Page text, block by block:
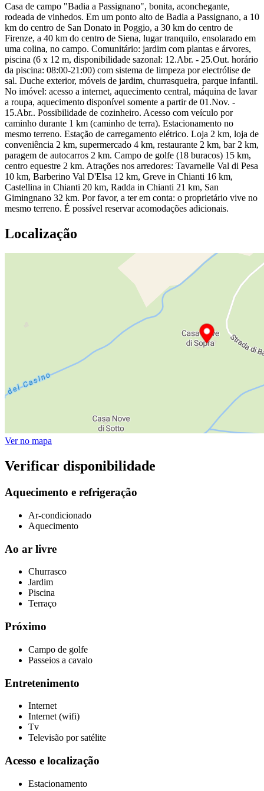
Casa de campo "Badia a Passignano", bonita, aconchegante,
rodeada de vinhedos. Em um ponto alto de Badia a Passignano, a 10
km do centro de San Donato in Poggio, a 30 km do centro de
Firenze, a 40 km do centro de Siena, lugar tranquilo, ensolarado em
uma colina, no campo. Comunitário: jardim com plantas e árvores,
piscina (6 x 12 m, disponibilidade sazonal: 12.Abr. - 25.Out. horário
da piscina: 08:00-21:00) com sistema de limpeza por electrólise de
sal. Duche exterior, móveis de jardim, churrasqueira, parque infantil.
No imóvel: acesso a internet, aquecimento central, máquina de lavar
a roupa, aquecimento disponível somente a partir de 01.Nov. -
15.Abr.. Possibilidade de cozinheiro. Acesso com veículo por
caminho durante 1 km (caminho de terra). Estacionamento no
mesmo terreno. Estação de carregamento elétrico. Loja 2 km, loja de
conveniência 2 km, supermercado 4 km, restaurante 2 km, bar 2 km,
paragem de autocarros 2 km. Campo de golfe (18 buracos) 15 km,
centro equestre 2 km. Atrações nos arredores: Tavarnelle Val di Pesa
10 km, Barberino Val D'Elsa 12 km, Greve in Chianti 16 km,
Castellina in Chianti 20 km, Radda in Chianti 21 km, San
Gimingnano 32 km. Por favor, a ter em conta: o proprietário vive no
mesmo terreno. É possível reservar acomodações adicionais.
Localização
Ver no mapa
Verificar disponibilidade
Aquecimento e refrigeração
Ar-condicionado
Aquecimento
Ao ar livre
Churrasco
Jardim
Piscina
Terraço
Próximo
Campo de golfe
Passeios a cavalo
Entretenimento
Internet
Internet (wifi)
Tv
Televisão por satélite
Acesso e localização
Estacionamento